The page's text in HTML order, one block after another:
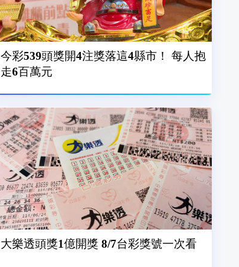
今彩539頭獎開4注獎落這4縣市！ 每人抱
走6百萬元
大樂透頭獎1億開獎 8/7台彩獎號一次看